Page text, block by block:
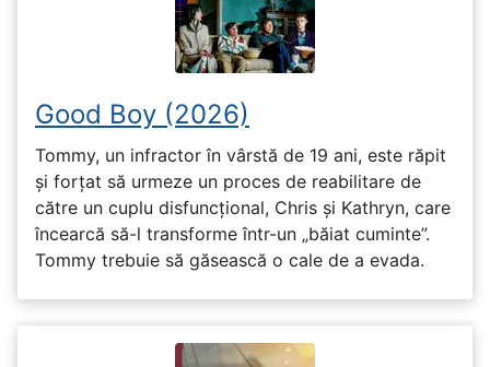
Good Boy (2026)
Tommy, un infractor în vârstă de 19 ani, este răpit
și forțat să urmeze un proces de reabilitare de
către un cuplu disfuncțional, Chris și Kathryn, care
încearcă să-l transforme într-un „băiat cuminte”.
Tommy trebuie să găsească o cale de a evada.